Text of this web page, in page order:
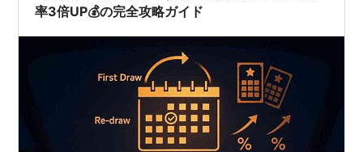
率3倍UP💰の完全攻略ガイド